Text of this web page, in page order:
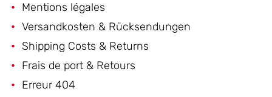
Mentions légales
Versandkosten & Rücksendungen
Shipping Costs & Returns
Frais de port & Retours
Erreur 404